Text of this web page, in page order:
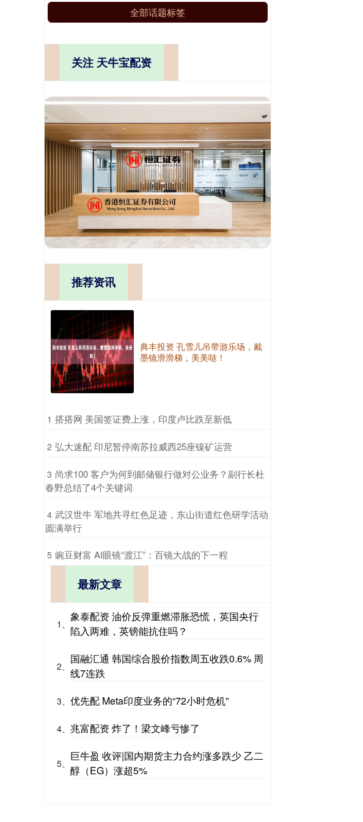
全部话题标签
关注 天牛宝配资
推荐资讯
典丰投资 孔雪儿吊带游乐场，戴
墨镜滑滑梯，美美哒！
1 ​搭搭网 美国签证费上涨，印度卢比跌至新低
2 ​弘大速配 印尼暂停南苏拉威西25座镍矿运营
3 ​尚求100 客户为何到邮储银行做对公业务？副行长杜
春野总结了4个关键词
4 ​武汉世牛 军地共寻红色足迹，东山街道红色研学活动
圆满举行
5 ​豌豆财富 AI眼镜“渡江”：百镜大战的下一程
最新文章
1、
象泰配资 油价反弹重燃滞胀恐慌，英国央行
陷入两难，英镑能抗住吗？
2、
国融汇通 韩国综合股价指数周五收跌0.6% 周
线7连跌
3、 优先配 Meta印度业务的“72小时危机”
4、 兆富配资 炸了！梁文峰亏惨了
5、
巨牛盈 收评|国内期货主力合约涨多跌少 乙二
醇（EG）涨超5%